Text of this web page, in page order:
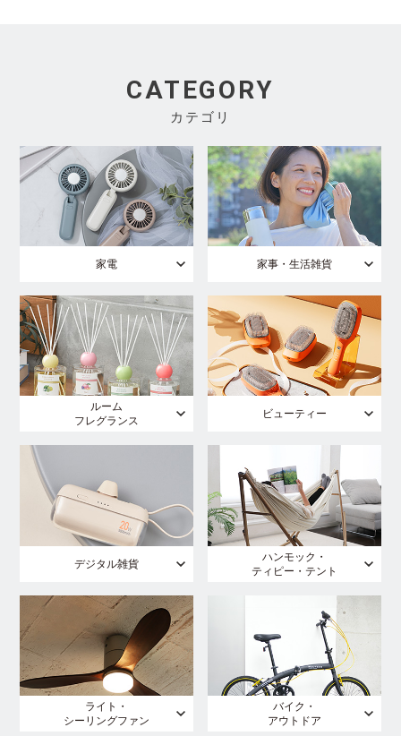
CATEGORY
カテゴリ
家電 家事・生活雑貨
ルーム
フレグランス
ビューティー
デジタル雑貨
ハンモック・
ティピー・テント
ライト・
シーリングファン
バイク・
アウトドア